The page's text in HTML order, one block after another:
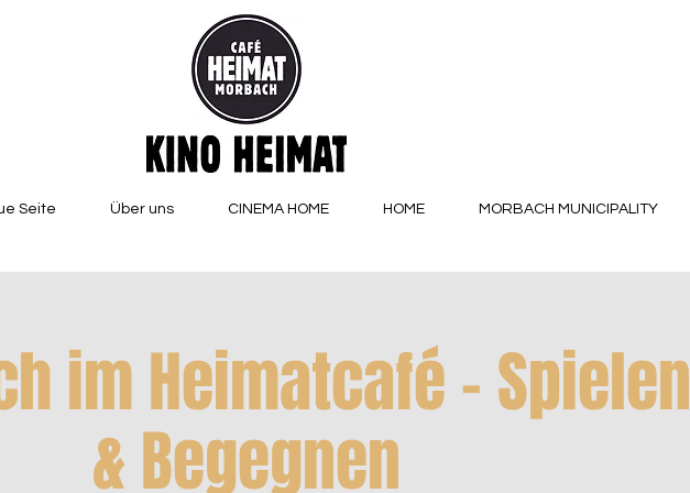
Seite Über uns CINEMA HOME HOME MORBACH MUNICIPALITY
im Heimatcafé – Spielen
& Begegnen